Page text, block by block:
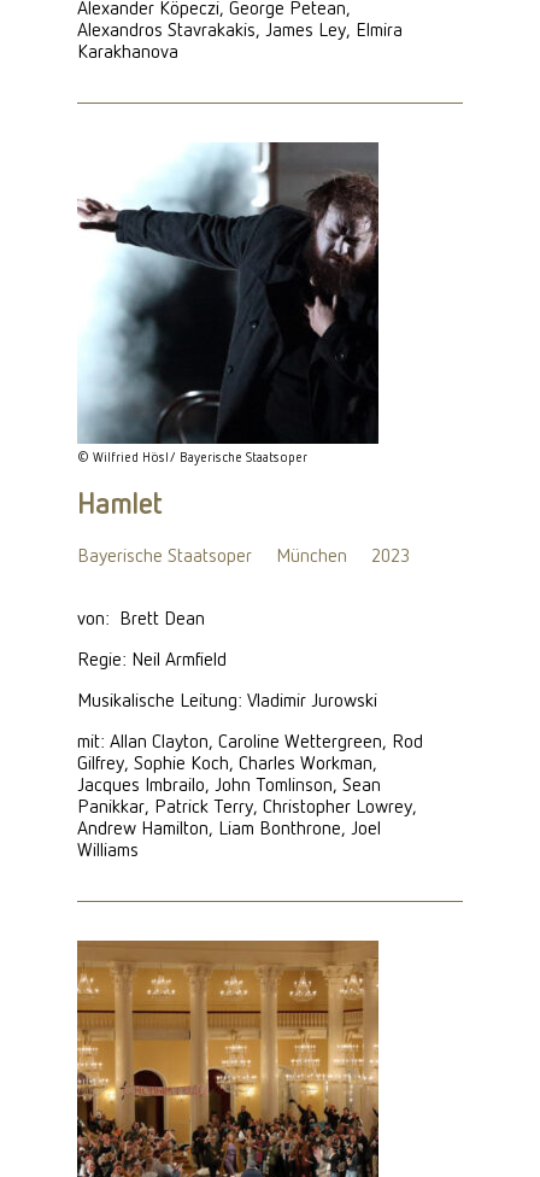
Alexander Köpeczi, George Petean,
Alexandros Stavrakakis, James Ley, Elmira
Karakhanova
© Wilfried Hösl/ Bayerische Staatsoper
Hamlet
Bayerische Staatsoper München 2023
von: Brett Dean
Regie: Neil Armfield
Musikalische Leitung: Vladimir Jurowski
mit: Allan Clayton, Caroline Wettergreen, Rod
Gilfrey, Sophie Koch, Charles Workman,
Jacques Imbrailo, John Tomlinson, Sean
Panikkar, Patrick Terry, Christopher Lowrey,
Andrew Hamilton, Liam Bonthrone, Joel
Williams